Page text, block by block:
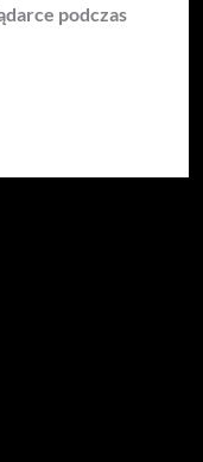
podczas